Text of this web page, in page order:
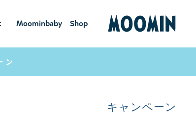
Moominbaby
ムーミンベ
Shop
ショ
ン
キャンペーン